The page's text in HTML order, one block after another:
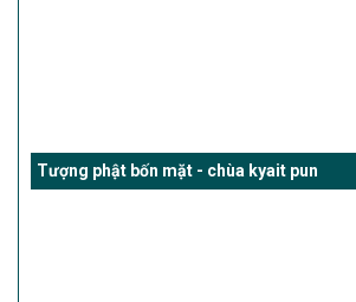
Tượng phật bốn mặt - chùa kyait pun